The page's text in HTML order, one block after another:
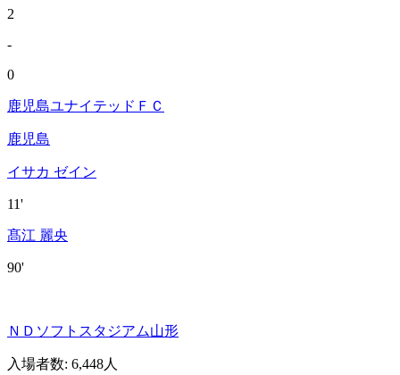
2
-
0
鹿児島ユナイテッドＦＣ
鹿児島
イサカ ゼイン
11'
髙江 麗央
90'
ＮＤソフトスタジアム山形
入場者数: 6,448人